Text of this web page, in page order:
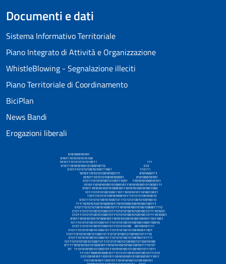
Documenti e dati
Sistema Informativo Territoriale
Piano Integrato di Attività e Organizzazione
WhistleBlowing - Segnalazione illeciti
Piano Territoriale di Coordinamento
BiciPlan
News Bandi
Erogazioni liberali